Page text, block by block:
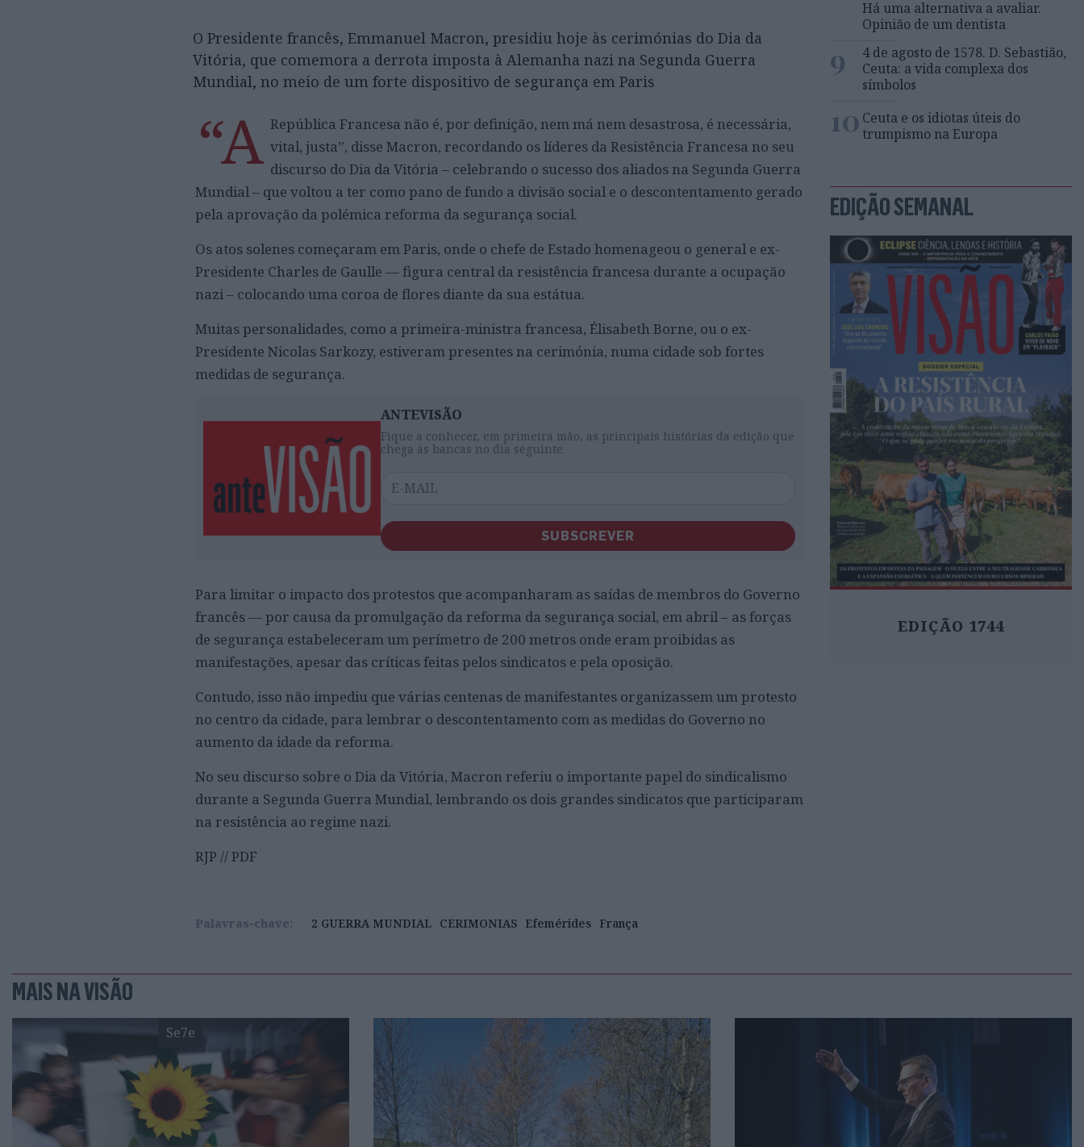
O Presidente francês, Emmanuel Macron, presidiu hoje às cerimónias do Dia da
Vitória, que comemora a derrota imposta à Alemanha nazi na Segunda Guerra
Mundial, no meio de um forte dispositivo de segurança em Paris
“A República Francesa não é, por definição, nem má nem desastrosa, é necessária,
vital, justa”, disse Macron, recordando os líderes da Resistência Francesa no seu
discurso do Dia da Vitória – celebrando o sucesso dos aliados na Segunda Guerra
Mundial – que voltou a ter como pano de fundo a divisão social e o descontentamento gerado
pela aprovação da polémica reforma da segurança social.
Os atos solenes começaram em Paris, onde o chefe de Estado homenageou o general e ex-
Presidente Charles de Gaulle — figura central da resistência francesa durante a ocupação
nazi – colocando uma coroa de flores diante da sua estátua.
Muitas personalidades, como a primeira-ministra francesa, Élisabeth Borne, ou o ex-
Presidente Nicolas Sarkozy, estiveram presentes na cerimónia, numa cidade sob fortes
medidas de segurança.
ANTEVISÃO
Fique a conhecer, em primeira mão, as principais histórias da edição que
chega às bancas no dia seguinte
SUBSCREVER
Para limitar o impacto dos protestos que acompanharam as saídas de membros do Governo
francês — por causa da promulgação da reforma da segurança social, em abril – as forças
de segurança estabeleceram um perímetro de 200 metros onde eram proibidas as
manifestações, apesar das críticas feitas pelos sindicatos e pela oposição.
Contudo, isso não impediu que várias centenas de manifestantes organizassem um protesto
no centro da cidade, para lembrar o descontentamento com as medidas do Governo no
aumento da idade da reforma.
No seu discurso sobre o Dia da Vitória, Macron referiu o importante papel do sindicalismo
durante a Segunda Guerra Mundial, lembrando os dois grandes sindicatos que participaram
na resistência ao regime nazi.
RJP // PDF
Palavras-chave: 2 GUERRA MUNDIAL CERIMONIAS Efemérides França
Há uma alternativa a avaliar.
Opinião de um dentista
9
4 de agosto de 1578. D. Sebastião,
Ceuta: a vida complexa dos
símbolos
10 Ceuta e os idiotas úteis do
trumpismo na Europa
EDIÇÃO SEMANAL
EDIÇÃO 1744
MAIS NA VISÃO
Se7e